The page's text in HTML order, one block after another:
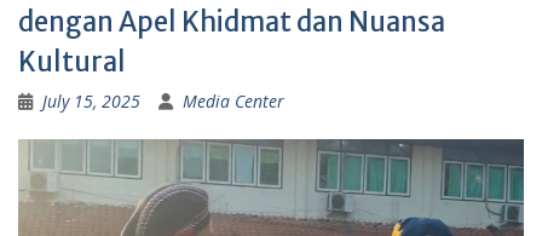
dengan Apel Khidmat dan Nuansa
Kultural
July 15, 2025 Media Center